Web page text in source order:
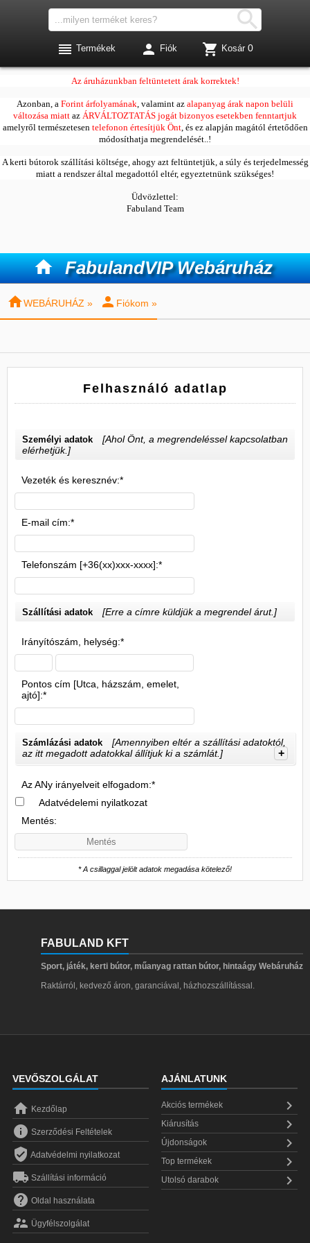
Kedves Vásárlóink!
Az áruházunkban feltüntetett árak korrektek!
Azonban, a Forint árfolyamának, valamint az alapanyag árak napon belüli
változása miatt az ÁRVÁLTOZTATÁS jogát bizonyos esetekben fenntartjuk
amelyről természetesentelefonon értesítjük Önt, és ez alapján magától értetődően
módosíthatja megrendelését..!
A kerti bútorok szállítási költsége, ahogy azt feltüntetjük, a súly és terjedelmesség
miatt a rendszer által megadottól eltér, egyeztetnünk szükséges!
Üdvözlettel:
Fabuland Team
 FabulandVIP Webáruház

 Termékek  Fiók  Kosár 0
WEBÁRUHÁZ »  Fiókom »
Felhasználó adatlap
Személyi adatok
[Ahol Önt, a megrendeléssel kapcsolatban
elérhetjük.]
Vezeték és keresznév:*
E-mail cím:*
Telefonszám [+36(xx)xxx-xxxx]:*
Szállítási adatok [Erre a címre küldjük a megrendel árut.]
Irányítószám, helység:*
Pontos cím [Utca, házszám, emelet,
ajtó]:*
Számlázási adatok
[Amennyiben eltér a szállítási adatoktól,
az itt megadott adatokkal állítjuk ki a számlát.]
+
Az ANy irányelveit elfogadom:*
Adatvédelemi nyilatkozat
Mentés:
* A csillaggal jelölt adatok megadása kötelező!
FABULAND KFT
Sport, játék, kerti bútor, műanyag rattan bútor, hintaágy Webáruház
Raktárról, kedvező áron, garanciával, házhozszállítással.
VEVŐSZOLGÁLAT
 Kezdőlap
 Szerződési Feltételek
 Adatvédelmi nyilatkozat
 Szállítási információ
 Oldal használata
 Ügyfélszolgálat
AJÁNLATUNK
Akciós termékek 
Kiárusítás 
Újdonságok 
Top termékek 
Utolsó darabok 